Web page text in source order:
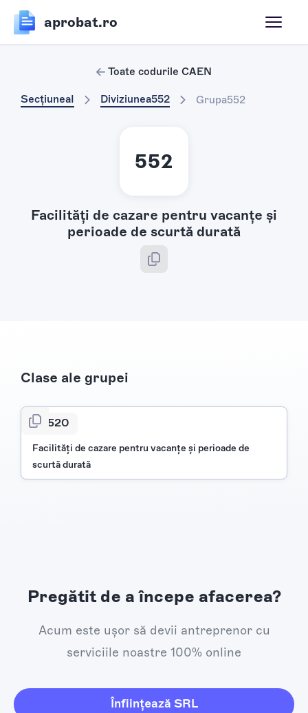
aprobat.ro
Toate codurile CAEN
SecțiuneaI Diviziunea552 Grupa552
552
Facilităţi de cazare pentru vacanţe şi
perioade de scurtă durată
Clase ale grupei
5520
Facilităţi de cazare pentru vacanţe şi perioade de
scurtă durată
Pregătit de a începe afacerea?
Acum este ușor să devii antreprenor cu
serviciile noastre 100% online
Înființează SRL